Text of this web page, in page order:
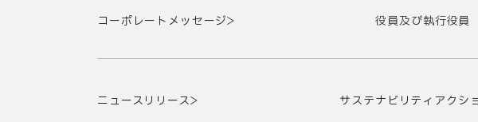
コーポレートメッセージ 役員及び執行役員
ニュースリリース サステナビリティアクシ